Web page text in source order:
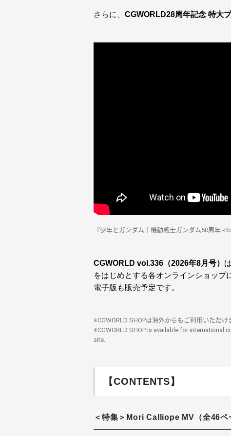
さらに、 CGWORLD28周年記念 特大
『少年とガンダム｜機動戦士ガンダム50周年 -
CGWORLD vol.336（2026年8月号）
をはじめとする各オンラインショップ
電子版も販売予定です。
※CGWORLD SHOPは海外からもご利用いただけ
※CGWORLD SHOP is available for
site.
【CONTENTS】
＜特集＞Mori Calliope MV（全46ペ